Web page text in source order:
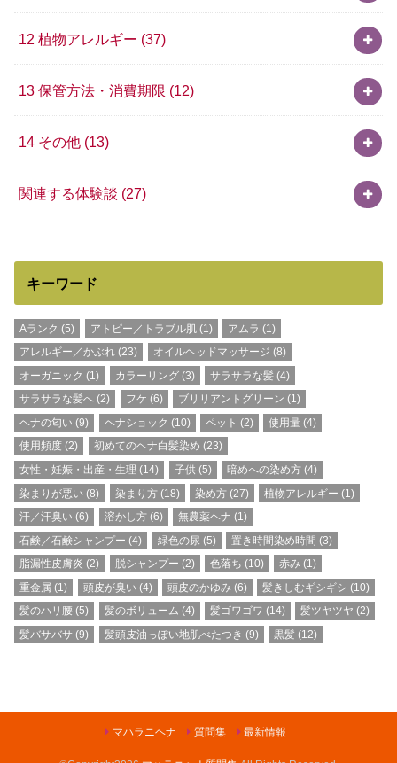
12 植物アレルギー (37)
13 保管方法・消費期限 (12)
14 その他 (13)
関連する体験談 (27)
キーワード
Aランク (5) アトピー／トラブル肌(1) アムラ (1)
アレルギー／かぶれ (23) オイルヘッドマッサージ (8)
オーガニック (1) カラーリング(3) サラサラな髪(4)
サラサラな髪へ (2) フケ (6) ブリリアントグリーン (1)
ヘナの匂い (9) ヘナショック (10) ペット (2) 使用量 (4)
使用頻度 (2) 初めてのヘナ白髪染め (23)
女性・妊娠・出産・生理 (14) 子供(5) 暗めへの染め方(4)
染まりが悪い (8) 染まり方(18) 染め方(27) 植物アレルギー (1)
汗／汗臭い (6) 溶かし方(6) 無農薬ヘナ (1)
石鹸／石鹸シャンプー (4) 緑色の尿 (5) 置き時間染め時間 (3)
脂漏性皮膚炎 (2) 脱シャンプー (2) 色落ち (10) 赤み (1)
重金属 (1) 頭皮が臭い(4) 頭皮のかゆみ (6) 髪きしむギシギシ (10)
髪のハリ腰 (5) 髪のボリューム (4) 髪ゴワゴワ (14) 髪ツヤツヤ (2)
髪バサバサ (9) 髪頭皮油っぽい地肌べたつき (9) 黒髪(12)
マハラニヘナ 質問集 最新情報